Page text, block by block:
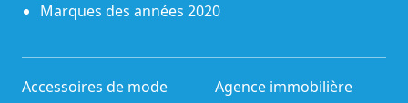
Marques des années 2020
Accessoires de mode
Agence immobilière